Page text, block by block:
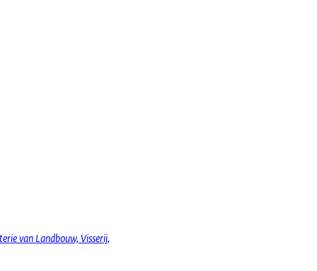
van Landbouw, Visserij,